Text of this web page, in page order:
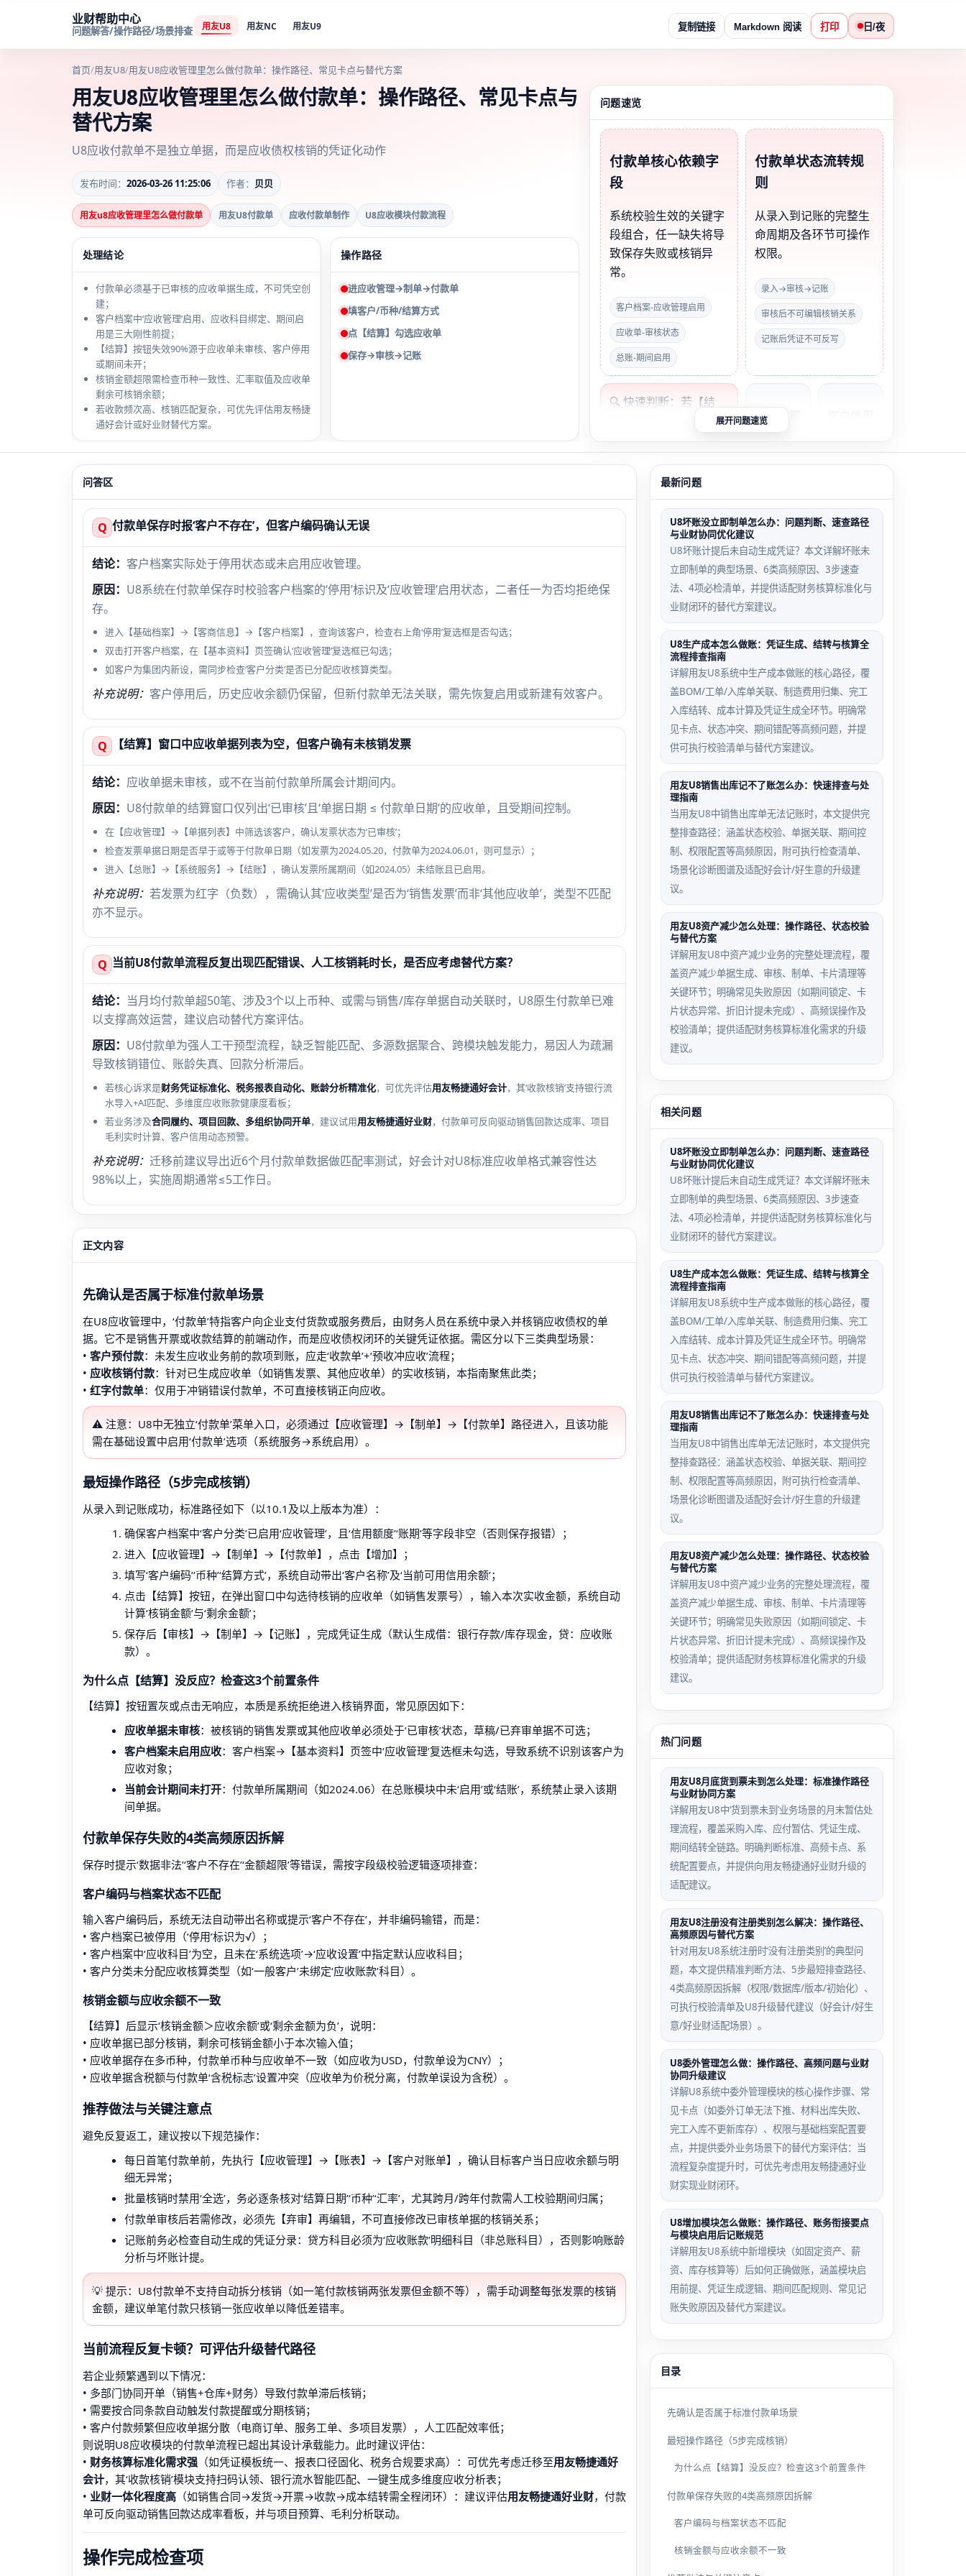
业财帮助中心
问题解答/操作路径/场景排查 用友U8 用友NC 用友U9 复制链接 Markdown 阅读 打印 日/夜
首页/用友U8/用友U8应收管理里怎么做付款单：操作路径、常见卡点与替代方案
用友U8应收管理里怎么做付款单：操作路径、常见卡点与
替代方案
U8应收付款单不是独立单据，而是应收债权核销的凭证化动作
发布时间： 2026-03-26 11:25:06 作者： 贝贝
用友u8应收管理里怎么做付款单 用友U8付款单 应收付款单制作 U8应收模块付款流程
处理结论
付款单必须基于已审核的应收单据生成，不可凭空创
建；
客户档案中‘应收管理’启用、应收科目绑定、期间启
用是三大刚性前提；
【结算】按钮失效90%源于应收单未审核、客户停用
或期间未开；
核销金额超限需检查币种一致性、汇率取值及应收单
剩余可核销余额；
若收款频次高、核销匹配复杂，可优先评估用友畅捷
通好会计或好业财替代方案。
操作路径
进应收管理→制单→付款单
填客户/币种/结算方式
点【结算】勾选应收单
保存→审核→记账
问题速览
付款单核心依赖字
段
系统校验生效的关键字
段组合，任一缺失将导
致保存失败或核销异
常。
客户档案-应收管理启用
应收单-审核状态
总账-期间启用
付款单状态流转规
则
从录入到记账的完整生
命周期及各环节可操作
权限。
录入→审核→记账
审核后不可编辑核销关系
记账后凭证不可反写
🔍 快速判断：若【结
算】按钮灰色，立即检
查客户档案‘应收管
理’是否启用、当前期间
是否在总账中启用、待
核销应收单是否已审核
——三者缺一不可。
销售发票
未审核触
发场景
开具发票
后未执
行‘审
核’操
作，应收
管理中无
单结算窗
单据。
失败场景
作终止被
停用，但
历史应收
未清理，
新付款单
提示‘客
在’。
跨币种核
销汇率错
配场景
应收单为
USD，
付款单设
为CNY且
入当日汇
率，系统
计算导致
核销金额
为0。
记账失败
场景
付款单日
期为
2024.06.
15，但
2024.06
期间尚未
账时提
示‘期间
未打
开’。
展开问题速览
问答区
Q 付款单保存时报‘客户不存在’，但客户编码确认无误
结论： 客户档案实际处于停用状态或未启用应收管理。
原因： U8系统在付款单保存时校验客户档案的‘停用’标识及‘应收管理’启用状态，二者任一为否均拒绝保
存。
进入【基础档案】→【客商信息】→【客户档案】，查询该客户，检查右上角‘停用’复选框是否勾选；
双击打开客户档案，在【基本资料】页签确认‘应收管理’复选框已勾选；
如客户为集团内新设，需同步检查‘客户分类’是否已分配应收核算类型。
补充说明： 客户停用后，历史应收余额仍保留，但新付款单无法关联，需先恢复启用或新建有效客户。
Q 【结算】窗口中应收单据列表为空，但客户确有未核销发票
结论： 应收单据未审核，或不在当前付款单所属会计期间内。
原因： U8付款单的结算窗口仅列出‘已审核’且‘单据日期 ≤ 付款单日期’的应收单，且受期间控制。
在【应收管理】→【单据列表】中筛选该客户，确认发票状态为‘已审核’；
检查发票单据日期是否早于或等于付款单日期（如发票为2024.05.20，付款单为2024.06.01，则可显示）；
进入【总账】→【系统服务】→【结账】，确认发票所属期间（如2024.05）未结账且已启用。
补充说明： 若发票为红字（负数），需确认其‘应收类型’是否为‘销售发票’而非‘其他应收单’，类型不匹配
亦不显示。
Q 当前U8付款单流程反复出现匹配错误、人工核销耗时长，是否应考虑替代方案？
结论： 当月均付款单超50笔、涉及3个以上币种、或需与销售/库存单据自动关联时，U8原生付款单已难
以支撑高效运营，建议启动替代方案评估。
原因： U8付款单为强人工干预型流程，缺乏智能匹配、多源数据聚合、跨模块触发能力，易因人为疏漏
导致核销错位、账龄失真、回款分析滞后。
若核心诉求是财务凭证标准化、税务报表自动化、账龄分析精准化，可优先评估用友畅捷通好会计，其‘收款核销’支持银行流
水导入+AI匹配、多维度应收账款健康度看板；
若业务涉及合同履约、项目回款、多组织协同开单，建议试用用友畅捷通好业财，付款单可反向驱动销售回款达成率、项目
毛利实时计算、客户信用动态预警。
补充说明： 迁移前建议导出近6个月付款单数据做匹配率测试，好会计对U8标准应收单格式兼容性达
98%以上，实施周期通常≤5工作日。
正文内容
先确认是否属于标准付款单场景
在U8应收管理中，‘付款单’特指客户向企业支付货款或服务费后，由财务人员在系统中录入并核销应收债权的单
据。它不是销售开票或收款结算的前端动作，而是应收债权闭环的关键凭证依据。需区分以下三类典型场景：
• 客户预付款：未发生应收业务前的款项到账，应走‘收款单’+‘预收冲应收’流程；
• 应收核销付款：针对已生成应收单（如销售发票、其他应收单）的实收核销，本指南聚焦此类；
• 红字付款单：仅用于冲销错误付款单，不可直接核销正向应收。
⚠️ 注意：U8中无独立‘付款单’菜单入口，必须通过【应收管理】→【制单】→【付款单】路径进入，且该功能
需在基础设置中启用‘付款单’选项（系统服务→系统启用）。
最短操作路径（5步完成核销）
从录入到记账成功，标准路径如下（以10.1及以上版本为准）：
确保客户档案中‘客户分类’已启用‘应收管理’，且‘信用额度’‘账期’等字段非空（否则保存报错）；
进入【应收管理】→【制单】→【付款单】，点击【增加】；
填写‘客户编码’‘币种’‘结算方式’，系统自动带出‘客户名称’及‘当前可用信用余额’；
点击【结算】按钮，在弹出窗口中勾选待核销的应收单（如销售发票号），输入本次实收金额，系统自动
计算‘核销金额’与‘剩余金额’；
保存后【审核】→【制单】→【记账】，完成凭证生成（默认生成借：银行存款/库存现金，贷：应收账
款）。
为什么点【结算】没反应？检查这3个前置条件
【结算】按钮置灰或点击无响应，本质是系统拒绝进入核销界面，常见原因如下：
应收单据未审核：被核销的销售发票或其他应收单必须处于‘已审核’状态，草稿/已弃审单据不可选；
客户档案未启用应收：客户档案→【基本资料】页签中‘应收管理’复选框未勾选，导致系统不识别该客户为
应收对象；
当前会计期间未打开：付款单所属期间（如2024.06）在总账模块中未‘启用’或‘结账’，系统禁止录入该期
间单据。
付款单保存失败的4类高频原因拆解
保存时提示‘数据非法’‘客户不存在’‘金额超限’等错误，需按字段级校验逻辑逐项排查：
客户编码与档案状态不匹配
输入客户编码后，系统无法自动带出名称或提示‘客户不存在’，并非编码输错，而是：
• 客户档案已被停用（‘停用’标识为√）；
• 客户档案中‘应收科目’为空，且未在‘系统选项’→‘应收设置’中指定默认应收科目；
• 客户分类未分配应收核算类型（如‘一般客户’未绑定‘应收账款’科目）。
核销金额与应收余额不一致
【结算】后显示‘核销金额＞应收余额’或‘剩余金额为负’，说明：
• 应收单据已部分核销，剩余可核销金额小于本次输入值；
• 应收单据存在多币种，付款单币种与应收单不一致（如应收为USD，付款单设为CNY）；
• 应收单据含税额与付款单‘含税标志’设置冲突（应收单为价税分离，付款单误设为含税）。
推荐做法与关键注意点
避免反复返工，建议按以下规范操作：
每日首笔付款单前，先执行【应收管理】→【账表】→【客户对账单】，确认目标客户当日应收余额与明
细无异常；
批量核销时禁用‘全选’，务必逐条核对‘结算日期’‘币种’‘汇率’，尤其跨月/跨年付款需人工校验期间归属；
付款单审核后若需修改，必须先【弃审】再编辑，不可直接修改已审核单据的核销关系；
记账前务必检查自动生成的凭证分录：贷方科目必须为‘应收账款’明细科目（非总账科目），否则影响账龄
分析与坏账计提。
💡 提示：U8付款单不支持自动拆分核销（如一笔付款核销两张发票但金额不等），需手动调整每张发票的核销
金额，建议单笔付款只核销一张应收单以降低差错率。
当前流程反复卡顿？可评估升级替代路径
若企业频繁遇到以下情况：
• 多部门协同开单（销售+仓库+财务）导致付款单滞后核销；
• 需要按合同条款自动触发付款提醒或分期核销；
• 客户付款频繁但应收单据分散（电商订单、服务工单、多项目发票），人工匹配效率低；
则说明U8应收模块的付款单流程已超出其设计承载能力。此时建议评估：
• 财务核算标准化需求强 （如凭证模板统一、报表口径固化、税务合规要求高）：可优先考虑迁移至用友畅捷通好
会计，其‘收款核销’模块支持扫码认领、银行流水智能匹配、一键生成多维度应收分析表；
• 业财一体化程度高 （如销售合同→发货→开票→收款→成本结转需全程闭环）：建议评估用友畅捷通好业财，付款
单可反向驱动销售回款达成率看板，并与项目预算、毛利分析联动。
操作完成检查项
最新问题
U8坏账没立即制单怎么办：问题判断、速查路径
与业财协同优化建议
U8坏账计提后未自动生成凭证？本文详解坏账未
立即制单的典型场景、6类高频原因、3步速查
法、4项必检清单，并提供适配财务核算标准化与
业财闭环的替代方案建议。
U8生产成本怎么做账：凭证生成、结转与核算全
流程排查指南
详解用友U8系统中生产成本做账的核心路径，覆
盖BOM/工单/入库单关联、制造费用归集、完工
入库结转、成本计算及凭证生成全环节。明确常
见卡点、状态冲突、期间错配等高频问题，并提
供可执行校验清单与替代方案建议。
用友U8销售出库记不了账怎么办：快速排查与处
理指南
当用友U8中销售出库单无法记账时，本文提供完
整排查路径：涵盖状态校验、单据关联、期间控
制、权限配置等高频原因，附可执行检查清单、
场景化诊断图谱及适配好会计/好生意的升级建
议。
用友U8资产减少怎么处理：操作路径、状态校验
与替代方案
详解用友U8中资产减少业务的完整处理流程，覆
盖资产减少单据生成、审核、制单、卡片清理等
关键环节；明确常见失败原因（如期间锁定、卡
片状态异常、折旧计提未完成）、高频误操作及
校验清单；提供适配财务核算标准化需求的升级
建议。
相关问题
U8坏账没立即制单怎么办：问题判断、速查路径
与业财协同优化建议
U8坏账计提后未自动生成凭证？本文详解坏账未
立即制单的典型场景、6类高频原因、3步速查
法、4项必检清单，并提供适配财务核算标准化与
业财闭环的替代方案建议。
U8生产成本怎么做账：凭证生成、结转与核算全
流程排查指南
详解用友U8系统中生产成本做账的核心路径，覆
盖BOM/工单/入库单关联、制造费用归集、完工
入库结转、成本计算及凭证生成全环节。明确常
见卡点、状态冲突、期间错配等高频问题，并提
供可执行校验清单与替代方案建议。
用友U8销售出库记不了账怎么办：快速排查与处
理指南
当用友U8中销售出库单无法记账时，本文提供完
整排查路径：涵盖状态校验、单据关联、期间控
制、权限配置等高频原因，附可执行检查清单、
场景化诊断图谱及适配好会计/好生意的升级建
议。
用友U8资产减少怎么处理：操作路径、状态校验
与替代方案
详解用友U8中资产减少业务的完整处理流程，覆
盖资产减少单据生成、审核、制单、卡片清理等
关键环节；明确常见失败原因（如期间锁定、卡
片状态异常、折旧计提未完成）、高频误操作及
校验清单；提供适配财务核算标准化需求的升级
建议。
热门问题
用友U8月底货到票未到怎么处理：标准操作路径
与业财协同方案
详解用友U8中‘货到票未到’业务场景的月末暂估处
理流程，覆盖采购入库、应付暂估、凭证生成、
期间结转全链路。明确判断标准、高频卡点、系
统配置要点，并提供向用友畅捷通好业财升级的
适配建议。
用友U8注册没有注册类别怎么解决：操作路径、
高频原因与替代方案
针对用友U8系统注册时‘没有注册类别’的典型问
题，本文提供精准判断方法、5步最短排查路径、
4类高频原因拆解（权限/数据库/版本/初始化）、
可执行校验清单及U8升级替代建议（好会计/好生
意/好业财适配场景）。
U8委外管理怎么做：操作路径、高频问题与业财
协同升级建议
详解U8系统中委外管理模块的核心操作步骤、常
见卡点（如委外订单无法下推、材料出库失败、
完工入库不更新库存）、权限与基础档案配置要
点，并提供委外业务场景下的替代方案评估：当
流程复杂度提升时，可优先考虑用友畅捷通好业
财实现业财闭环。
U8增加模块怎么做账：操作路径、账务衔接要点
与模块启用后记账规范
详解用友U8系统中新增模块（如固定资产、薪
资、库存核算等）后如何正确做账，涵盖模块启
用前提、凭证生成逻辑、期间匹配规则、常见记
账失败原因及替代方案建议。
目录
先确认是否属于标准付款单场景
最短操作路径（5步完成核销）
为什么点【结算】没反应？检查这3个前置条件
付款单保存失败的4类高频原因拆解
客户编码与档案状态不匹配
核销金额与应收余额不一致